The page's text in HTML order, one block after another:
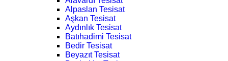
Alpaslan Tesisat
Aşkan Tesisat
Aydınlık Tesisat
Batıhadimi Tesisat
Bedir Tesisat
Beyazıt Tesisat